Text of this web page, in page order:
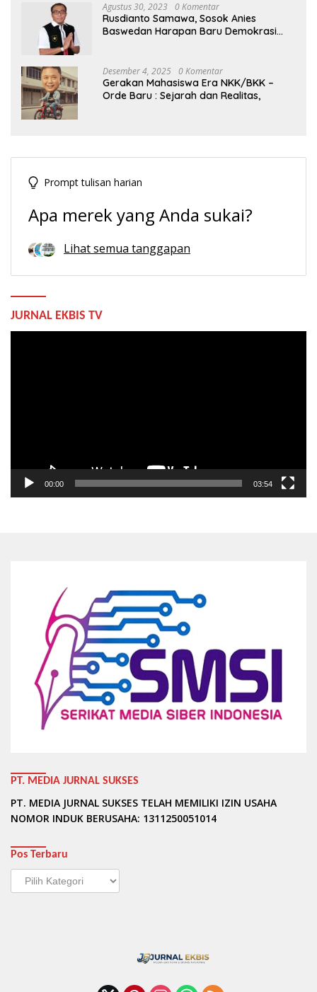
Agustus 30, 2023 0 Komentar
Rusdianto Samawa, Sosok Anies
Baswedan Harapan Baru Demokrasi
Desember 4, 2025 0 Komentar
Gerakan Mahasiswa Era NKK/BKK –
Orde Baru : Sejarah dan Realitas,
Prompt tulisan harian
Apa merek yang Anda sukai?
Lihat semua tanggapan
JURNAL EKBIS TV
00:00 03:54
PT. MEDIA JURNAL SUKSES
PT. MEDIA JURNAL SUKSES TELAH MEMILIKI IZIN USAHA
NOMOR INDUK BERUSAHA: 1311250051014
Pos Terbaru
Pos
Terbaru